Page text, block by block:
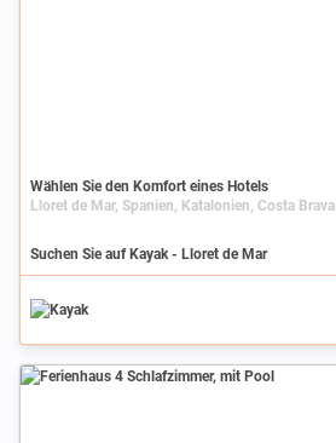
Wählen Sie den Komfort eines Hotels
Lloret de Mar, Spanien, Katalonien, Costa Brava
Suchen Sie auf Kayak - Lloret de Mar